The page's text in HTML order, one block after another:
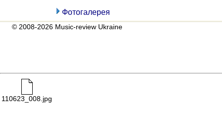
Фотогалерея
© 2008-2026 Music-review Ukraine
110623_008.jpg